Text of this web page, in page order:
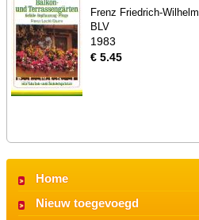
Frenz Friedrich-Wilhelm
BLV
1983
€ 5.45
Home
Nieuw toegevoegd